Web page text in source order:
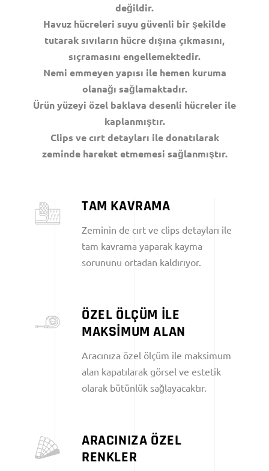
değildir.
Havuz hücreleri suyu güvenli bir şekilde
tutarak sıvıların hücre dışına çıkmasını,
sıçramasını engellemektedir.
Nemi emmeyen yapısı ile hemen kuruma
olanağı sağlamaktadır.
Ürün yüzeyi özel baklava desenli hücreler ile
kaplanmıştır.
Clips ve cırt detayları ile donatılarak
zeminde hareket etmemesi sağlanmıştır.
TAM KAVRAMA
Zeminin de cırt ve clips detayları ile
tam kavrama yaparak kayma
sorununu ortadan kaldırıyor.
ÖZEL ÖLÇÜM İLE
MAKSİMUM ALAN
Aracınıza özel ölçüm ile maksimum
alan kapatılarak görsel ve estetik
olarak bütünlük sağlayacaktır.
ARACINIZA ÖZEL
RENKLER